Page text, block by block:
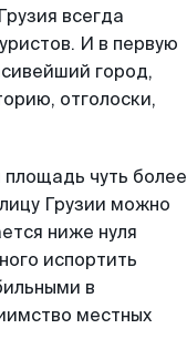
всегда
И в первую
город,
отголоски,
чуть более
Грузии можно
ниже нуля
испортить
в
местных